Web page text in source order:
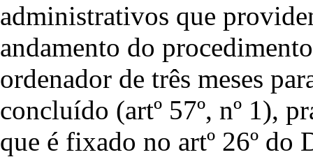
administrativos que
andamento do
ordenador de três meses
concluído (artº 57º, nº 1),
que é fixado no artº 26º do